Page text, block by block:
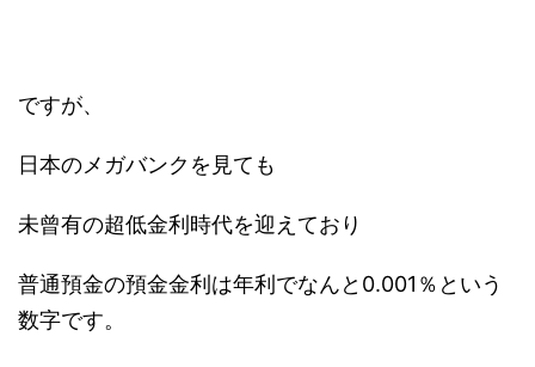
ですが、
日本のメガバンクを見ても
未曾有の超低金利時代を迎えており
普通預金の預金金利は年利でなんと0.001％という
数字です。